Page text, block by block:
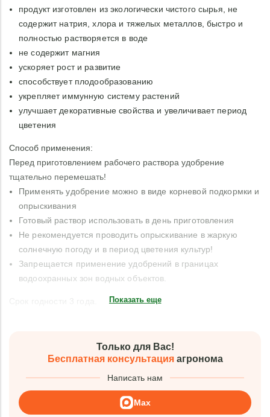
продукт изготовлен из экологически чистого сырья, не
содержит натрия, хлора и тяжелых металлов, быстро и
полностью растворяется в воде
не содержит магния
ускоряет рост и развитие
способствует плодообразованию
укрепляет иммунную систему растений
улучшает декоративные свойства и увеличивает период
цветения
Способ применения:
Перед приготовлением рабочего раствора удобрение
тщательно перемешать!
Применять удобрение можно в виде корневой подкормки и
опрыскивания
Готовый раствор использовать в день приготовления
Не рекомендуется проводить опрыскивание в жаркую
солнечную погоду и в период цветения культур!
Запрещается применение удобрений в границах
водоохранных зон водных объектов.
Показать еще
Только для Вас!
Бесплатная консультацияагронома
Написать нам
Max